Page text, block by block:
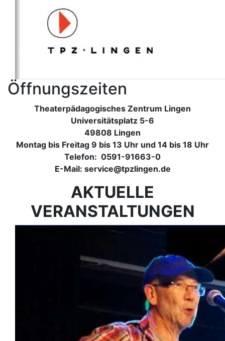
Öffnungszeiten
Theaterpädagogisches Zentrum Lingen
Universitätsplatz 5-6
49808 Lingen
Montag bis Freitag 9 bis 13 Uhr und 14 bis 18 Uhr
Telefon: 0591-91663-0
E-Mail: service@tpzlingen.de
AKTUELLE
VERANSTALTUNGEN